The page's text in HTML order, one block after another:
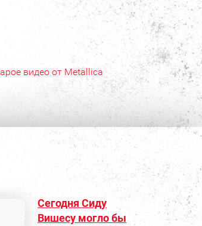
видео от Metallica
Сегодня Сиду
Вишесу могло бы